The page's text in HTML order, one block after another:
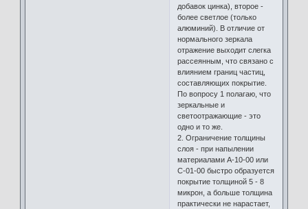
добавок цинка), второе -
более светлое (только
алюминий). В отличие от
нормального зеркала
отражение выходит слегка
рассеянным, что связано с
влиянием границ частиц,
составляющих покрытие.
По вопросу 1 полагаю, что
зеркальные и
светоотражающие - это
одно и то же.
2. Ограничение толщины
слоя - при напылении
материалами А-10-00 или
С-01-00 быстро образуется
покрытие толщиной 5 - 8
микрон, а больше толщина
практически не нарастает,